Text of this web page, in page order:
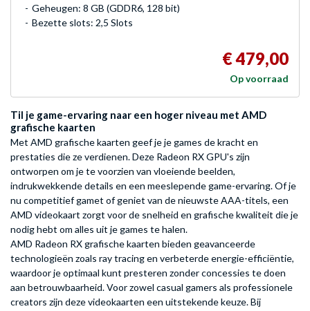
Geheugen: 8 GB (GDDR6, 128 bit)
Bezette slots: 2,5 Slots
€ 479,00
Op voorraad
Til je game-ervaring naar een hoger niveau met AMD
grafische kaarten
Met AMD grafische kaarten geef je je games de kracht en
prestaties die ze verdienen. Deze Radeon RX GPU's zijn
ontworpen om je te voorzien van vloeiende beelden,
indrukwekkende details en een meeslepende game-ervaring. Of je
nu competitief gamet of geniet van de nieuwste AAA-titels, een
AMD videokaart zorgt voor de snelheid en grafische kwaliteit die je
nodig hebt om alles uit je games te halen.
AMD Radeon RX grafische kaarten bieden geavanceerde
technologieën zoals ray tracing en verbeterde energie-efficiëntie,
waardoor je optimaal kunt presteren zonder concessies te doen
aan betrouwbaarheid. Voor zowel casual gamers als professionele
creators zijn deze videokaarten een uitstekende keuze. Bij